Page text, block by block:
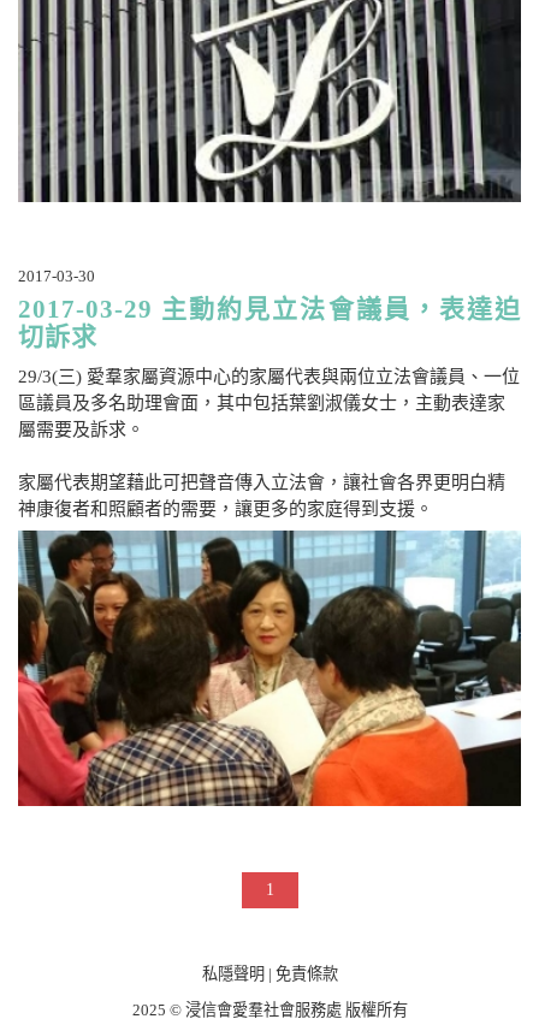
2017-03-30
2017-03-29 主動約見立法會議員，表達迫
切訴求
29/3(三) 愛羣家屬資源中心的家屬代表與兩位立法會議員、一位
區議員及多名助理會面，其中包括葉劉淑儀女士，主動表達家
屬需要及訴求。
家屬代表期望藉此可把聲音傳入立法會，讓社會各界更明白精
神康復者和照顧者的需要，讓更多的家庭得到支援。
1
私隱聲明 | 免責條款
2025 © 浸信會愛羣社會服務處 版權所有